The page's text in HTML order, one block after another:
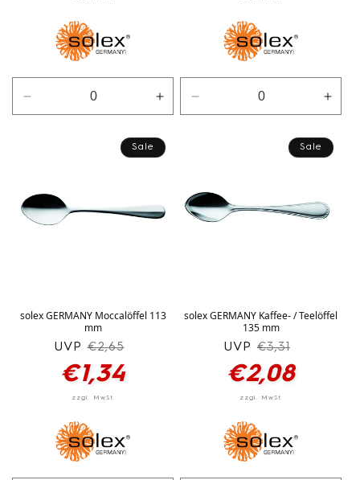
Verringere
die
Erhöhe
die
Menge
für
Verringere
die
die
für
Sale
solex GERMANY Moccalöffel 113
mm
Normaler
Preis
UVP €2,65
Verkaufspreis
€1,34
Sale
solex GERMANY Kaffee- / Teelöffel
135 mm
Normaler
Preis
UVP €3,31
Verkaufspreis
€2,08